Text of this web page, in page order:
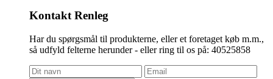
Kontakt Renleg
Har du spørgsmål til produkterne, eller et foretaget køb m.m.,
så udfyld felterne herunder - eller ring til os på: 40525858